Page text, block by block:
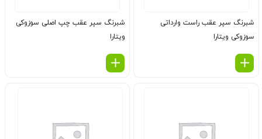
شبرنگ سپر عقب راست وارداتی
سوزوکی ویتارا
شبرنگ سپر عقب چپ اصلی سوزوکی
ویتارا